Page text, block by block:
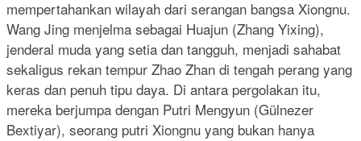
mempertahankan wilayah dari serangan bangsa Xiongnu.
Wang Jing menjelma sebagai Huajun (Zhang Yixing),
jenderal muda yang setia dan tangguh, menjadi sahabat
sekaligus rekan tempur Zhao Zhan di tengah perang yang
keras dan penuh tipu daya. Di antara pergolakan itu,
mereka berjumpa dengan Putri Mengyun (Gülnezer
Bextiyar), seorang putri Xiongnu yang bukan hanya